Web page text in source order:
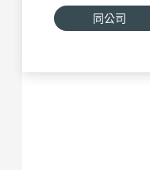
同公司